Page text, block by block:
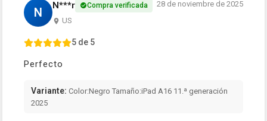
N N***r Compra verificada
US
28 de noviembre de 2025
5 de 5
Perfecto
Variante: Color:Negro Tamaño:iPad A16 11.ª generación
2025